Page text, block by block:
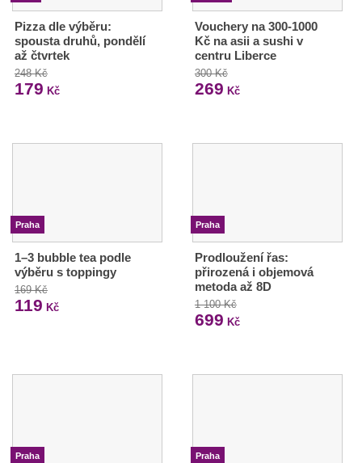
Pizza dle výběru:
spousta druhů, pondělí
až čtvrtek
248 Kč
179 Kč
Vouchery na 300-1000
Kč na asii a sushi v
centru Liberce
300 Kč
269 Kč
Praha
1–3 bubble tea podle
výběru s toppingy
169 Kč
119 Kč
Praha
Prodloužení řas:
přirozená i objemová
metoda až 8D
1 100 Kč
699 Kč
Praha Praha